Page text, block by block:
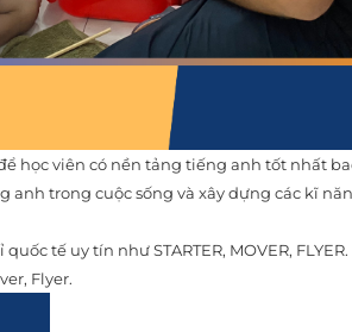
học viên có nền tảng tiếng anh tốt nhất
trong cuộc sống và xây dựng các kĩ
tế uy tín như STARTER, MOVER, FLYER.
Flyer.